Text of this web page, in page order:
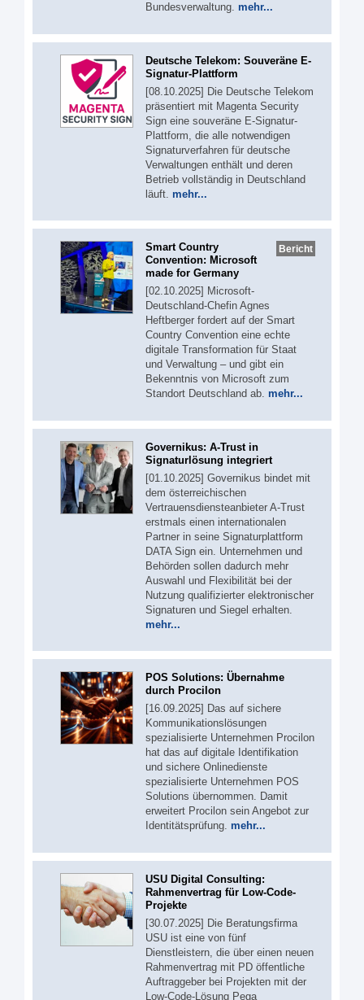
Bundesverwaltung. mehr...
Deutsche Telekom: Souveräne E-
Signatur-Plattform
[08.10.2025] Die Deutsche Telekom
präsentiert mit Magenta Security
Sign eine souveräne E-Signatur-
Plattform, die alle notwendigen
Signaturverfahren für deutsche
Verwaltungen enthält und deren
Betrieb vollständig in Deutschland
läuft. mehr...
Bericht
Smart Country
Convention: Microsoft
made for Germany
[02.10.2025] Microsoft-
Deutschland-Chefin Agnes
Heftberger fordert auf der Smart
Country Convention eine echte
digitale Transformation für Staat
und Verwaltung – und gibt ein
Bekenntnis von Microsoft zum
Standort Deutschland ab. mehr...
Governikus: A-Trust in
Signaturlösung integriert
[01.10.2025] Governikus bindet mit
dem österreichischen
Vertrauensdiensteanbieter A-Trust
erstmals einen internationalen
Partner in seine Signaturplattform
DATA Sign ein. Unternehmen und
Behörden sollen dadurch mehr
Auswahl und Flexibilität bei der
Nutzung qualifizierter elektronischer
Signaturen und Siegel erhalten.
mehr...
POS Solutions: Übernahme
durch Procilon
[16.09.2025] Das auf sichere
Kommunikationslösungen
spezialisierte Unternehmen Procilon
hat das auf digitale Identifikation
und sichere Onlinedienste
spezialisierte Unternehmen POS
Solutions übernommen. Damit
erweitert Procilon sein Angebot zur
Identitätsprüfung. mehr...
USU Digital Consulting:
Rahmenvertrag für Low-Code-
Projekte
[30.07.2025] Die Beratungsfirma
USU ist eine von fünf
Dienstleistern, die über einen neuen
Rahmenvertrag mit PD öffentliche
Auftraggeber bei Projekten mit der
Low-Code-Lösung Pega